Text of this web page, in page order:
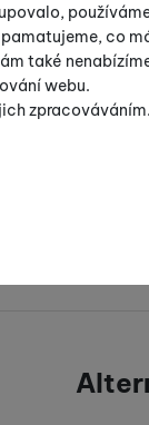
co
také
webu.
kategoriemi
web nebude